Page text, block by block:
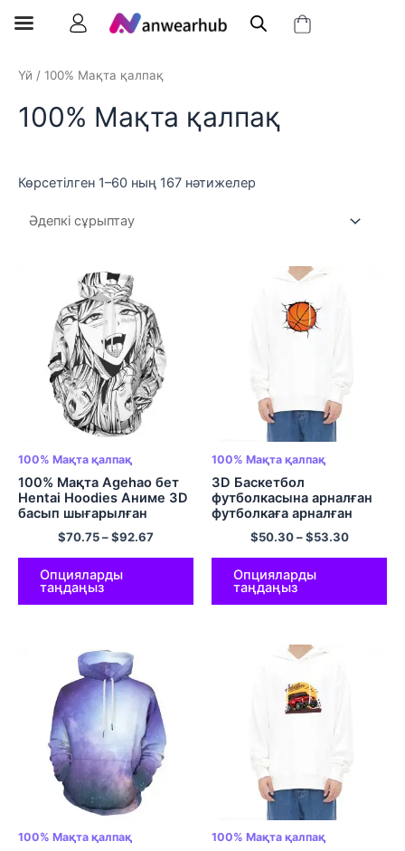
Үй / 100% Мақта қалпақ
100% Мақта қалпақ
Көрсетілген 1–60 ның 167 нәтижелер
100% Мақта қалпақ
100% Мақта Agehao бет
Hentai Hoodies Аниме 3D
басып шығарылған
пуловер капюстер
$70.75–$92.67
Опцияларды
таңдаңыз
100% Мақта қалпақ
3D Баскетбол
футболкасына арналған
футболкаға арналған
капюшоны бар футболка
100% Ерлер мен
әйелдерге арналған
Мақтадан жасалған
Ыңғайлы және Жұмсақ
Пуловер Түрлі түсті
$50.30–$53.30
Опцияларды
таңдаңыз
100% Мақта қалпақ 100% Мақта қалпақ